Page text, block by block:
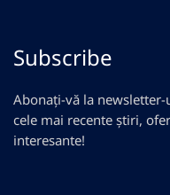
Subscribe
Abonați-vă la
cele mai recente știri,
interesante!